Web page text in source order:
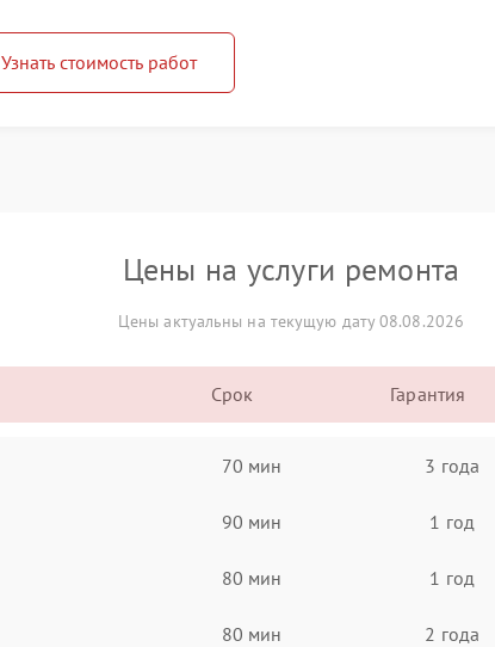
Узнать стоимость работ
Цены на услуги ремонта
Цены актуальны на текущую дату 08.08.2026
Срок Гарантия
70 мин 3 года
90 мин 1 год
80 мин 1 год
80 мин 2 года